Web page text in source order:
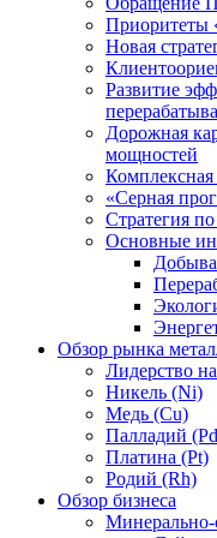
Приоритеты
Новая
Развитие
Дорожная
мощностей
Комплексная
«Серная
Стратегия
Основные
Обзор рынка
Лидерство
Никель (Ni)
Медь (Cu)
Палладий
Платина (Pt)
Родий (Rh)
Обзор бизнеса
Минерально-